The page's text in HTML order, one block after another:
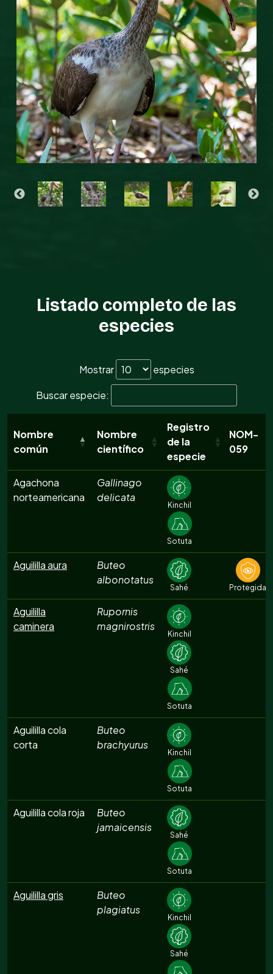
Listado completo de las
especies
Mostrar
especies
Buscar especie:
Nombre
común
Nombre
científico
Registro
de la
especie
NOM-
059
Agachona
norteamericana
Gallinago
delicata
Kinchil
Sotuta
Aguililla aura
Buteo
albonotatus
Sahé Protegida
Aguililla
caminera
Rupornis
magnirostris
Kinchil
Sahé
Sotuta
Aguililla cola
corta
Buteo
brachyurus
Kinchil
Sotuta
Aguililla cola roja
Buteo
jamaicensis
Sahé
Sotuta
Aguililla gris
Buteo
plagiatus
Kinchil
Sahé